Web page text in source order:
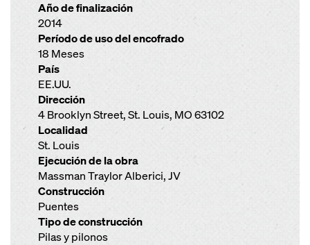
Año de finalización
2014
Período de uso del encofrado
18 Meses
País
EE.UU.
Dirección
4 Brooklyn Street, St. Louis, MO 63102
Localidad
St. Louis
Ejecución de la obra
Massman Traylor Alberici, JV
Construcción
Puentes
Tipo de construcción
Pilas y pilonos